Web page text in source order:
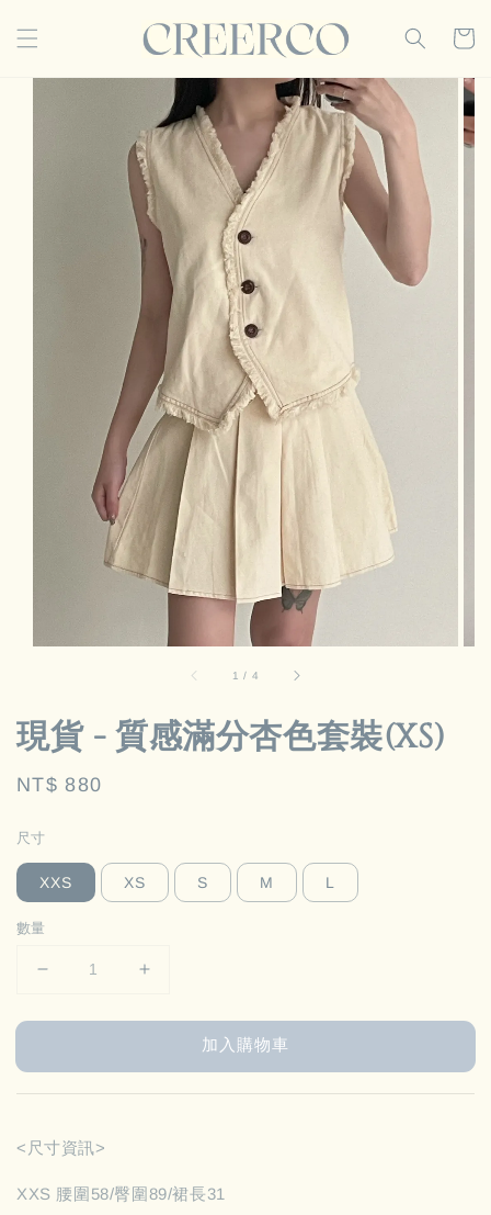
1 / 4
現貨 - 質感滿分杏色套裝(XS)
Regular
NT$ 880
尺寸
XXS XS S M L
數量
加入購物車
<尺寸資訊>
XXS 腰圍58/臀圍89/裙長31